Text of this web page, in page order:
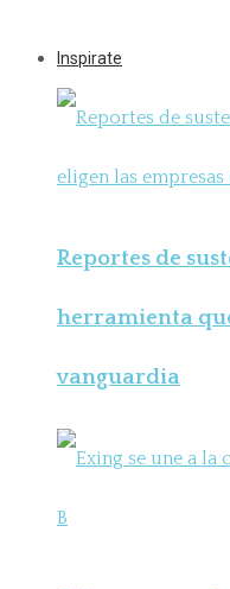
Inspirate
Reportes de
herramienta
vanguardia